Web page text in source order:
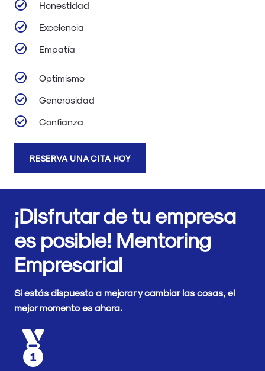
Honestidad
Excelencia
Empatía
Optimismo
Generosidad
Confianza
RESERVA UNA CITA HOY
¡Disfrutar de tu empresa
es posible! Mentoring
Empresarial
Si estás dispuesto a mejorar y cambiar las cosas, el
mejor momento es ahora.